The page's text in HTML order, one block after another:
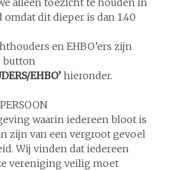
omdat dit dieper is dan 1.40
en EHBO’ers zijn
button
EHBO’hieronder.
waarin iedereen bloot is
zijn van een vergroot gevoel
Wij vinden dat iedereen
vereniging veilig moet